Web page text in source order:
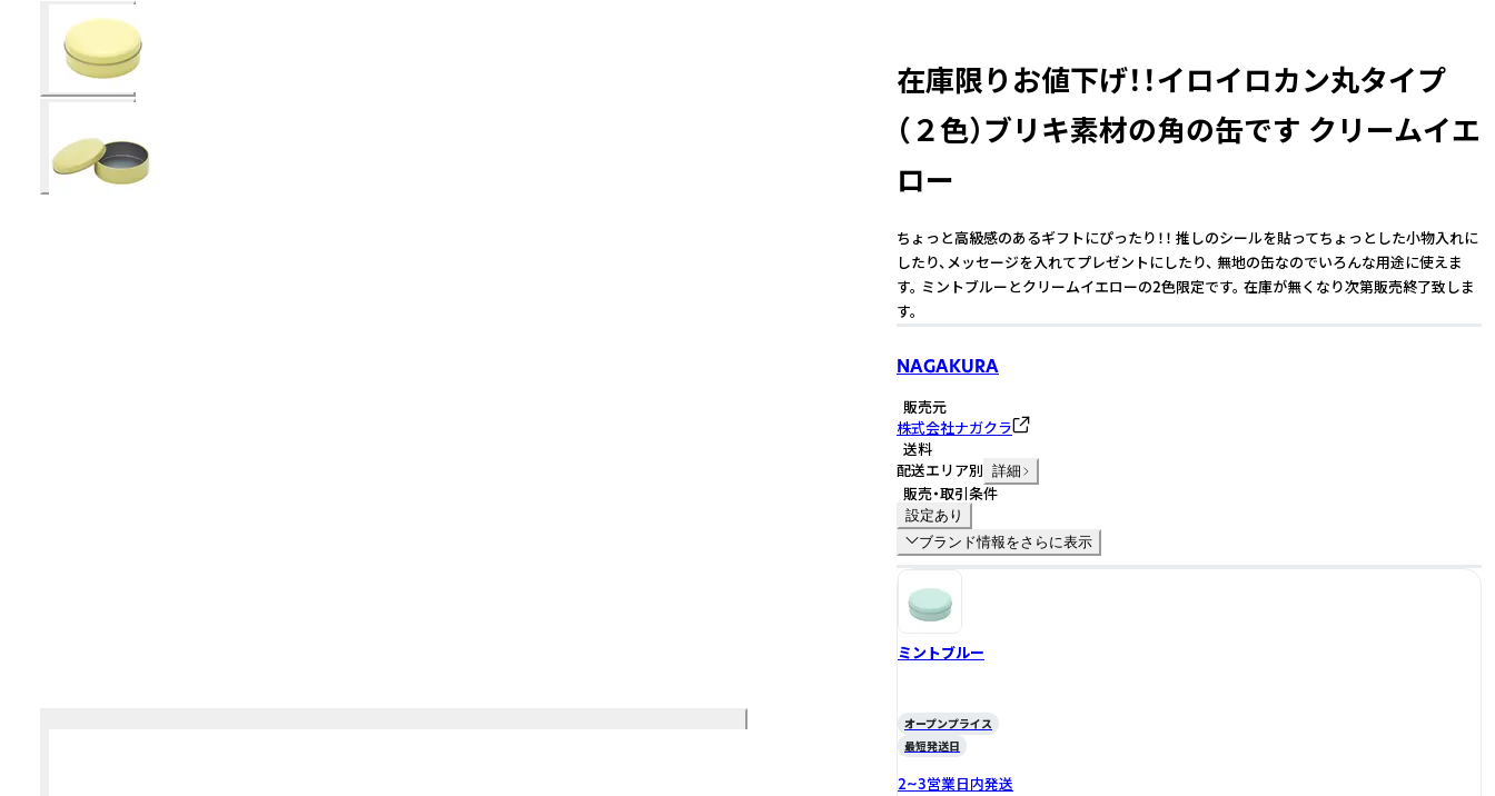
在庫限りお値下げ！！イロイロカン丸タイプ
（２色）ブリキ素材の角の缶です クリームイエ
ロー
ちょっと高級感のあるギフトにぴったり！！ 推しのシールを貼ってちょっとした小物入れに
したり、メッセージを入れてプレゼントにしたり、 無地の缶なのでいろんな用途に使えま
す。 ミントブルーとクリームイエローの2色限定です。 在庫が無くなり次第販売終了致しま
す。
NAGAKURA
販売元
株式会社ナガクラ
送料
配送エリア別 詳細
販売・取引条件
設定あり
ブランド情報をさらに表示
ミントブルー
オープンプライス
最短発送日
2~3営業日内発送